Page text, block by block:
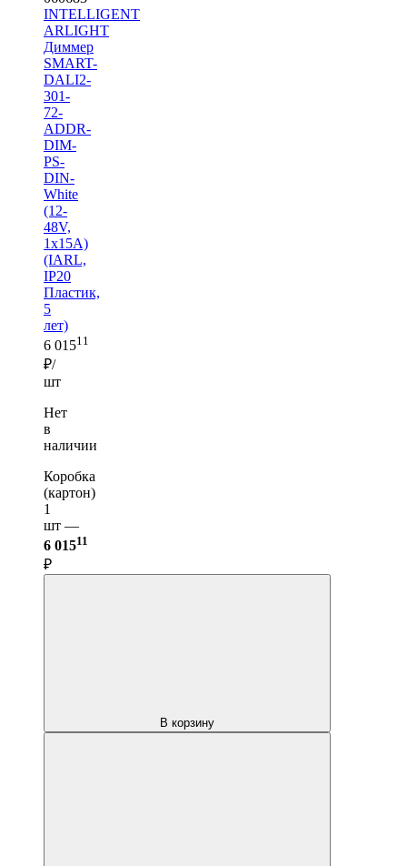
INTELLIGENT
ARLIGHT
Диммер
SMART-
DALI2-
301-
72-
ADDR-
DIM-
PS-
DIN-
White
(12-
48V,
1x15A)
(IARL,
IP20
Пластик,
5
лет)
6 01511
₽/
шт
Нет
в
наличии
Коробка
(картон)
1
шт —
6 01511
₽
В корзину